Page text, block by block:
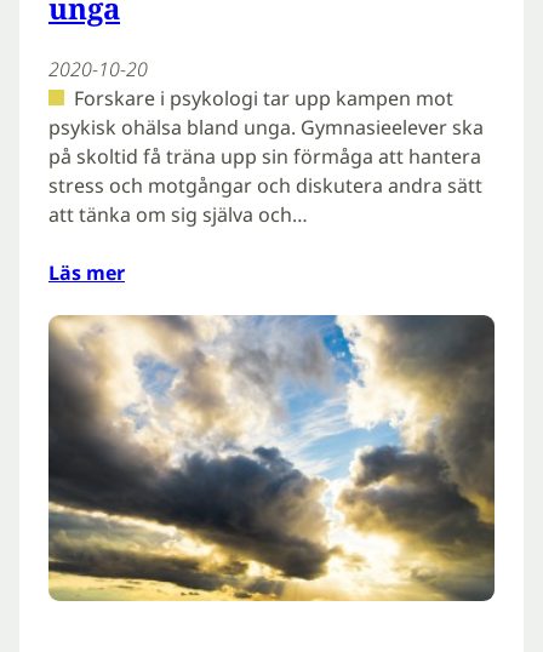
2020-10-20
Forskare i psykologi tar upp kampen mot
psykisk ohälsa bland unga. Gymnasieelever ska
på skoltid få träna upp sin förmåga att hantera
stress och motgångar och diskutera andra sätt
att tänka om sig själva och…
Läs mer